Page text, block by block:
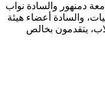
الأستاذ الدكتور / إلهامي ترابيس - رئيس جامعة دمنهور والسادة نواب
رئيس الجامعة، والسادة عمداء ووكلاء الكليات، والسادة أعضاء هيئة
التدريس والهيئة المعاونة، والعاملين والطلاب، يتقدمون بخالص